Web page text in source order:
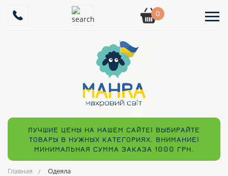
0
ЛУЧШИЕ ЦЕНЫ НА НАШЕМ САЙТЕ! ВЫБИРАЙТЕ
ТОВАРЫ В НУЖНЫХ КАТЕГОРИЯХ. ВНИМАНИЕ!
МИНИМАЛЬНАЯ СУММА ЗАКАЗА 1000 ГРН.
Главная Одеяла